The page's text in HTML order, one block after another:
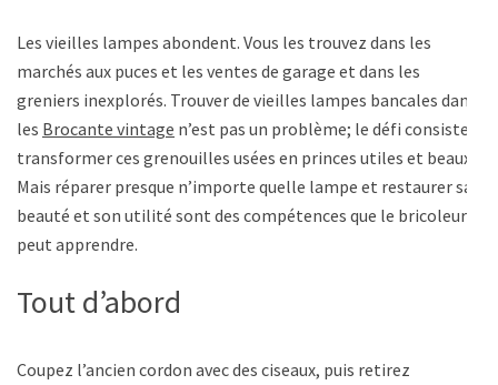
Les vieilles lampes abondent. Vous les trouvez dans les
marchés aux puces et les ventes de garage et dans les
greniers inexplorés. Trouver de vieilles lampes bancales dans
les Brocante vintage n’est pas un problème; le défi consiste à
transformer ces grenouilles usées en princes utiles et beaux.
Mais réparer presque n’importe quelle lampe et restaurer sa
beauté et son utilité sont des compétences que le bricoleur
peut apprendre.
Tout d’abord
Coupez l’ancien cordon avec des ciseaux, puis retirez